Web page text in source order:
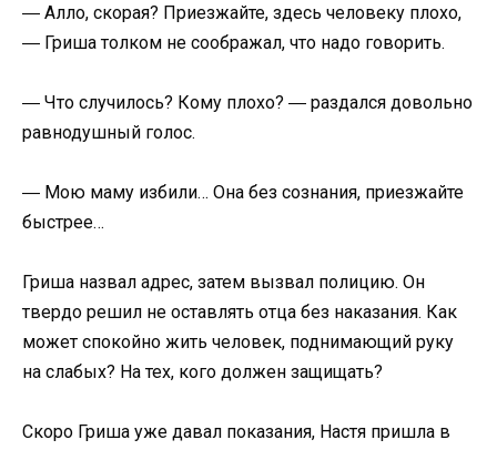
― Алло, скорая? Приезжайте, здесь человеку плохо,
― Гриша толком не соображал, что надо говорить.
― Что случилось? Кому плохо? ― раздался довольно
равнодушный голос.
― Мою маму избили… Она без сознания, приезжайте
быстрее…
Гриша назвал адрес, затем вызвал полицию. Он
твердо решил не оставлять отца без наказания. Как
может спокойно жить человек, поднимающий руку
на слабых? На тех, кого должен защищать?
Скоро Гриша уже давал показания, Настя пришла в